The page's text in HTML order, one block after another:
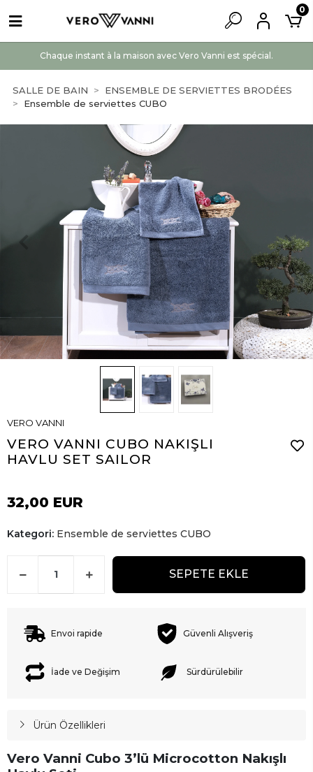
Chaque instant à la maison avec Vero Vanni est spécial.
0
SALLE DE BAIN
ENSEMBLE DE SERVIETTES BRODÉES
Ensemble de serviettes CUBO
VERO VANNI
VERO VANNI CUBO NAKIŞLI
HAVLU SET SAILOR
32,00 EUR
Kategori: Ensemble de serviettes CUBO
SEPETE EKLE
Envoi rapide Güvenli Alışveriş
İade ve Değişim Sürdürülebilir
Ürün Özellikleri
Vero Vanni Cubo 3’lü Microcotton Nakışlı